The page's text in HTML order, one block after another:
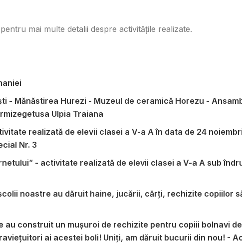
mai multe detalii despre activitățile realizate.
- Mănăstirea Hurezi - Muzeul de ceramică Horezu -
Ulpia Traiana
realizată de elevii clasei a V-a A în data de 24
Nr. 3
- activitate realizată de elevii clasei a V-a A sub
noastre au dăruit haine, jucării, cărți, rechizite copiilor
au construit un mușuroi de rechizite pentru copiii bolnavi
ai acestei boli! Uniți, am dăruit bucurii din nou! -